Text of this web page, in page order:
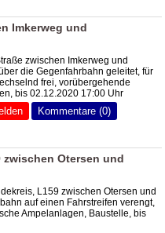
Imkerweg und
zwischen Imkerweg und
die Gegenfahrbahn geleitet, für
frei, vorübergehende
bis 02.12.2020 17:00 Uhr
Kommentare (0)
zwischen Otersen und
L159 zwischen Otersen und
auf einen Fahrstreifen verengt,
Ampelanlagen, Baustelle, bis